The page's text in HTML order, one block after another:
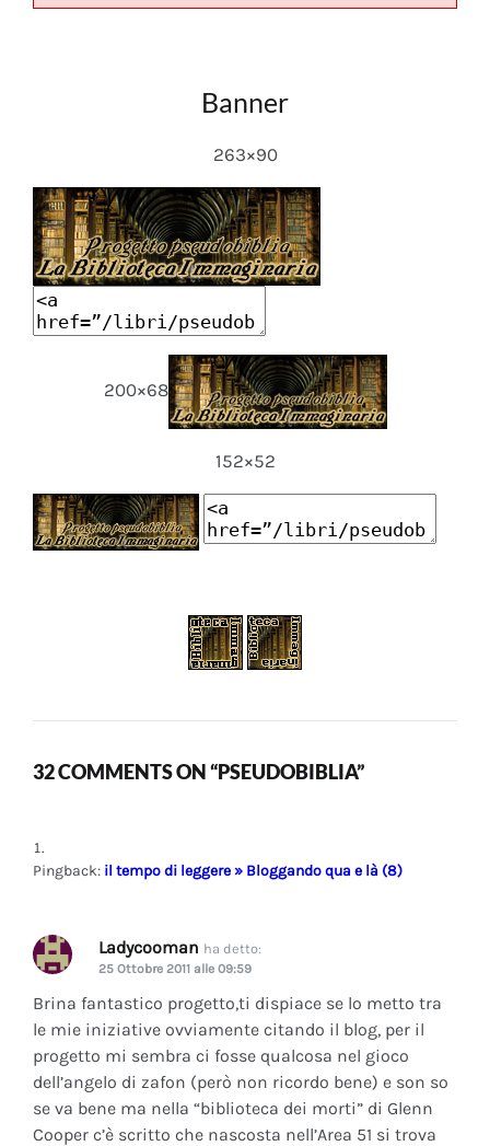
Banner
263×90
200×68
152×52
32 COMMENTS ON “PSEUDOBIBLIA”
Pingback: il tempo di leggere » Bloggando qua e là (8)
Ladycooman ha detto:
25 Ottobre 2011 alle 09:59
Brina fantastico progetto,ti dispiace se lo metto tra
le mie iniziative ovviamente citando il blog, per il
progetto mi sembra ci fosse qualcosa nel gioco
dell’angelo di zafon (però non ricordo bene) e son so
se va bene ma nella “biblioteca dei morti” di Glenn
Cooper c’è scritto che nascosta nell’Area 51 si trova